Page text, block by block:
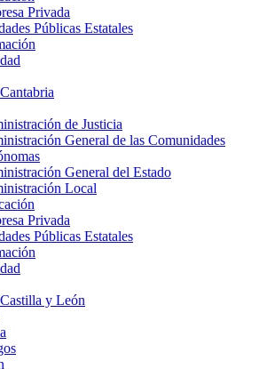
Privada
Públicas Estatales
de Justicia
General de las Comunidades
General del Estado
Local
Privada
Públicas Estatales
y León